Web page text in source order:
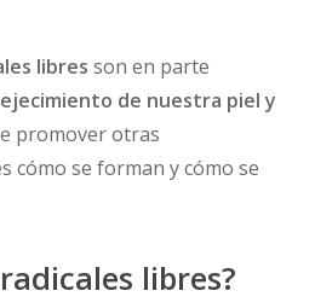
libres son en parte
de nuestra piel y
promover otras
cómo se forman y cómo se
libres?